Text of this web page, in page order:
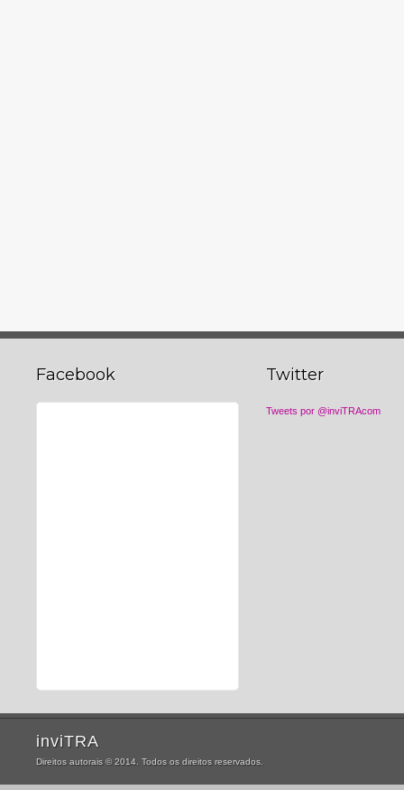
Facebook Twitter
Tweets por @inviTRAcom
inviTRA
Direitos autorais © 2014. Todos os direitos reservados.